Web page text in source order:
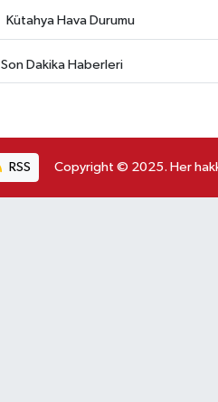
Kütahya Hava Durumu
Son Dakika Haberleri
RSS Copyright © 2025. Her